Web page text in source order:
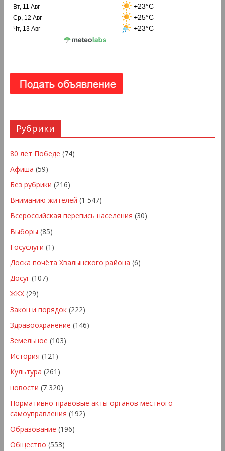
Вт, 11 Авг +23°C
Ср, 12 Авг +25°C
Чт, 13 Авг +23°C
Рубрики
80 лет Победе (74)
Афиша (59)
Без рубрики (216)
Вниманию жителей (1 547)
Всероссийская перепись населения (30)
Выборы (85)
Госуслуги (1)
Доска почёта Хвалынского района (6)
Досуг(107)
ЖКХ(29)
Закон и порядок(222)
Здравоохранение (146)
Земельное (103)
История (121)
Культура (261)
новости (7 320)
Нормативно-правовые акты органов местного
самоуправления (192)
Образование (196)
Общество (553)